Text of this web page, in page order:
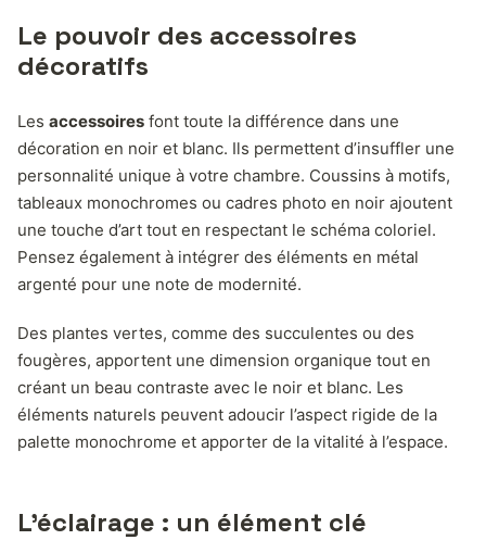
Le pouvoir des accessoires
décoratifs
Les accessoires font toute la différence dans une
décoration en noir et blanc. Ils permettent d’insuffler une
personnalité unique à votre chambre. Coussins à motifs,
tableaux monochromes ou cadres photo en noir ajoutent
une touche d’art tout en respectant le schéma coloriel.
Pensez également à intégrer des éléments en métal
argenté pour une note de modernité.
Des plantes vertes, comme des succulentes ou des
fougères, apportent une dimension organique tout en
créant un beau contraste avec le noir et blanc. Les
éléments naturels peuvent adoucir l’aspect rigide de la
palette monochrome et apporter de la vitalité à l’espace.
L’éclairage : un élément clé